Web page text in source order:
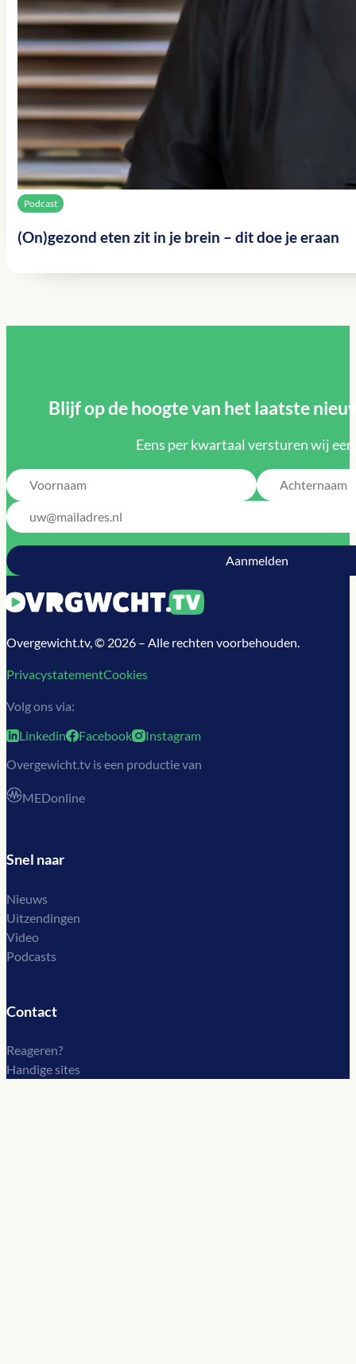
Podcast
(On)gezond eten zit in je brein – dit doe je eraan
Blijf op de hoogte van het laatste
Eens per kwartaal versturen wij
Overgewicht.tv, © 2026 – Alle rechten voorbehouden.
PrivacystatementCookies
Volg ons via:
Linkedin
Facebook
Instagram
Overgewicht.tv is een productie van
MEDonline
Snel naar
Nieuws
Uitzendingen
Video
Podcasts
Contact
Reageren?
Handige sites